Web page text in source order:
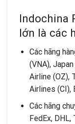
Indochina
lớn là các
Các hãng
(VNA),
Airline (OZ),
Airlines (CI),
Các hãng
FedEx, DHL,